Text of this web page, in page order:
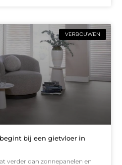
VERBOUWEN
bij een gietvloer in
verder dan zonnepanelen en